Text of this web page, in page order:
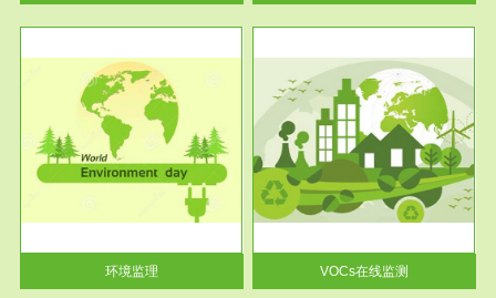
环境监理
服务范围
VOCs在线监测
根据《重点区域大气污染防
治“十二五”规划》有机废气净化
率达...
VOCs在线监测